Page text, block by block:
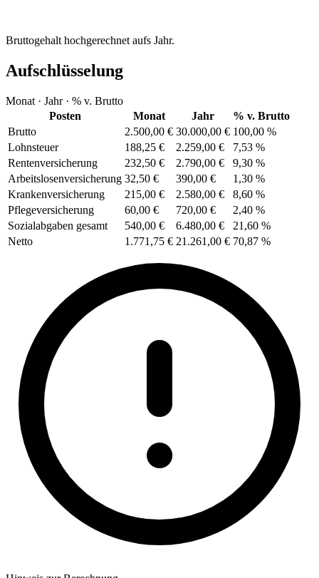
Bruttogehalt hochgerechnet aufs Jahr.
Aufschlüsselung
Monat · Jahr · % v. Brutto
Posten
Monat Jahr
% v. Brutto
Brutto
2.500,00 € 30.000,00 € 100,00 %
Lohnsteuer
188,25 € 2.259,00 €
7,53 %
Rentenversicherung
232,50 € 2.790,00 €
9,30 %
Arbeitslosenversicherung 32,50 € 390,00 €
1,30 %
Krankenversicherung
215,00 € 2.580,00 €
8,60 %
Pflegeversicherung
60,00 € 720,00 €
2,40 %
Sozialabgaben gesamt
540,00 € 6.480,00 €
21,60 %
Netto
1.771,75 € 21.261,00 € 70,87 %